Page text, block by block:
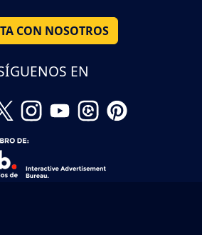
CON NOSOTROS
EN